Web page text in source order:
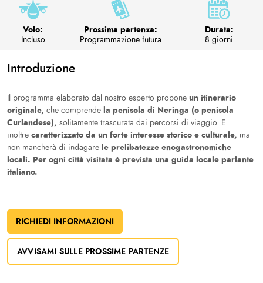
Volo:
Incluso
Prossima partenza:
Programmazione futura
Durata:
8 giorni
Introduzione
Il programma elaborato dal nostro esperto propone un itinerario
originale, che comprende la penisola di Neringa (o penisola
Curlandese), solitamente trascurata dai percorsi di viaggio. E
inoltre caratterizzato da un forte interesse storico e culturale, ma
non mancherà di indagare le prelibatezze enogastronomiche
locali. Per ogni città visitata è prevista una guida locale parlante
italiano.
RICHIEDI INFORMAZIONI
AVVISAMI SULLE PROSSIME PARTENZE